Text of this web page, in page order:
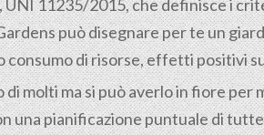
11235/2015, che definisce i
può disegnare per te un
di risorse, effetti positivi
molti ma si può averlo in fiore per
pianificazione puntuale di